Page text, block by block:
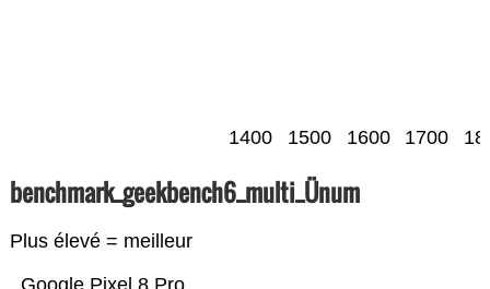
1400 1500 1600 1700
benchmark_geekbench6_multi_Ünum
Plus élevé = meilleur